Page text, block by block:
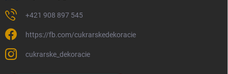
+421 908 897 545
https://fb.com/cukrarskedekoracie
cukrarske_dekoracie